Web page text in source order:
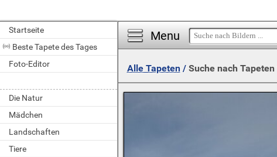
Startseite
Beste Tapete des Tages
Foto-Editor
Die Natur
Mädchen
Landschaften
Tiere
Menu
Alle Tapeten/ Suche nach Tapeten